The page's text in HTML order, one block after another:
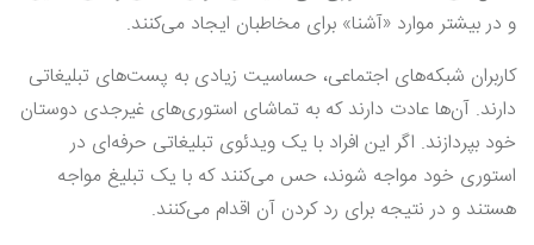
و در بیشتر موارد «آشنا» برای مخاطبان ایجاد می‌کنند.
کاربران شبکه‌های اجتماعی، حساسیت زیادی به پست‌های تبلیغاتی
دارند. آن‌ها عادت دارند که به تماشای استوری‌های غیرجدی دوستان
خود بپردازند. اگر این افراد با یک ویدئوی تبلیغاتی حرفه‌ای در
استوری خود مواجه شوند، حس می‌کنند که با یک تبلیغ مواجه
هستند و در نتیجه برای رد کردن آن اقدام می‌کنند.